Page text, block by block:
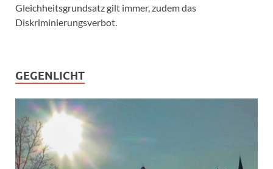
Gleichheitsgrundsatz gilt immer, zudem das
Diskriminierungsverbot.
GEGENLICHT